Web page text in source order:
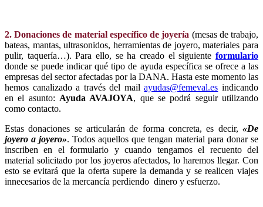
2. Donaciones de material específico de joyería (mesas de trabajo,
bateas, mantas, ultrasonidos, herramientas de joyero, materiales para
pulir, taquería…). Para ello, se ha creado el siguiente formulario
donde se puede indicar qué tipo de ayuda específica se ofrece a las
empresas del sector afectadas por la DANA. Hasta este momento las
hemos canalizado a través del mailayudas@femeval.es indicando
en el asunto: Ayuda AVAJOYA, que se podrá seguir utilizando
como contacto.
Estas donaciones se articularán de forma concreta, es decir, «De
joyero a joyero». Todos aquellos que tengan material para donar se
inscriben en el formulario y cuando tengamos el recuento del
material solicitado por los joyeros afectados, lo haremos llegar. Con
esto se evitará que la oferta supere la demanda y se realicen viajes
innecesarios de la mercancía perdiendo dinero y esfuerzo.